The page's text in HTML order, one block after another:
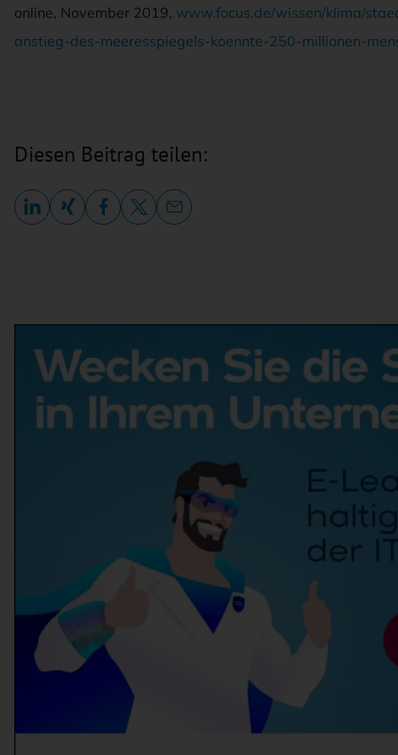
online, November 2019, www.focus.de/wissen/klima/
anstieg-des-meeresspiegels-koennte-250-millionen-
Diesen Beitrag teilen: